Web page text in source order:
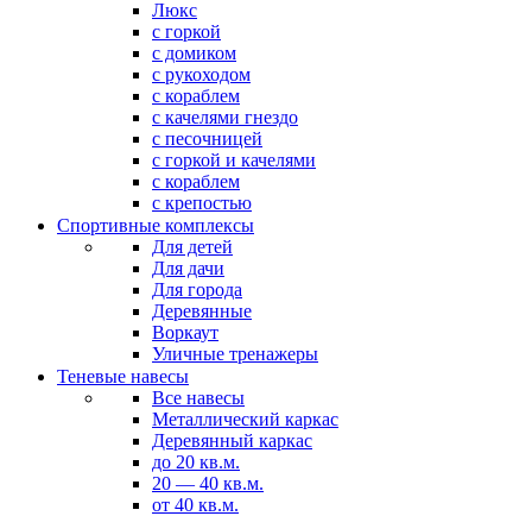
Люкс
с горкой
с домиком
с рукоходом
с кораблем
с качелями гнездо
с песочницей
с горкой и качелями
с кораблем
с крепостью
Спортивные комплексы
Для детей
Для дачи
Для города
Деревянные
Воркаут
Уличные тренажеры
Теневые навесы
Все навесы
Металлический каркас
Деревянный каркас
до 20 кв.м.
20 — 40 кв.м.
от 40 кв.м.